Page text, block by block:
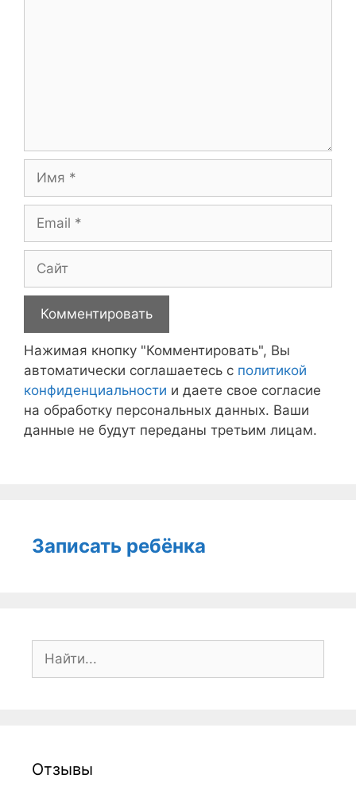
Нажимая кнопку "Комментировать", Вы
автоматически соглашаетесь с политикой
конфиденциальности и даете свое согласие
на обработку персональных данных. Ваши
данные не будут переданы третьим лицам.
Записать ребёнка
Поиск:
Отзывы